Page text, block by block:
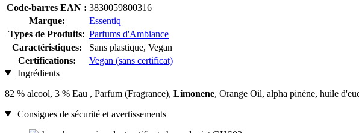
Code-barres EAN : 3830059800316
Marque:
Essentiq
Types de Produits: Parfums d'Ambiance
Caractéristiques:
Sans plastique, Vegan
Certifications:
Vegan (sans certificat)
Ingrédients
82 % alcool, 3 % Eau , Parfum (Fragrance), Limonene, Orange Oil, alpha pinène, huile
Consignes de sécurité et avertissements